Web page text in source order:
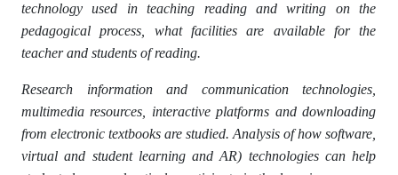
technology used in teaching reading and writing on the
pedagogical process, what facilities are available for the
teacher and students of reading.
Research information and communication technologies,
multimedia resources, interactive platforms and downloading
from electronic textbooks are studied. Analysis of how software,
virtual and student learning and AR) technologies can help